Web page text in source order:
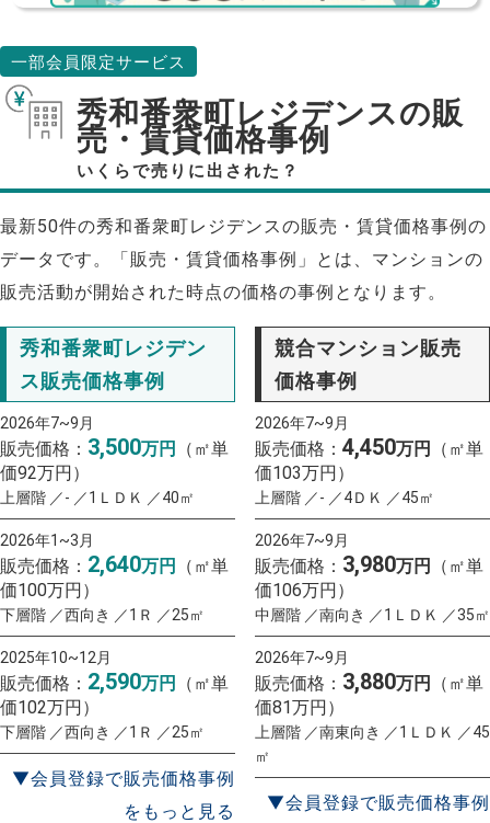
一部会員限定サービス
秀和番衆町レジデンスの販
売・賃貸価格事例
いくらで売りに出された？
最新50件の秀和番衆町レジデンスの販売・賃貸価格事例の
データです。「販売・賃貸価格事例」とは、マンションの
販売活動が開始された時点の価格の事例となります。
秀和番衆町レジデン
ス販売価格事例
2026年7~9月
販売価格： 3,500万円
（㎡単
価92万円）
上層階 ／- ／1ＬＤＫ ／40㎡
2026年1~3月
販売価格： 2,640万円
（㎡単
価100万円）
下層階 ／西向き ／1Ｒ ／25㎡
2025年10~12月
販売価格： 2,590万円
（㎡単
価102万円）
下層階 ／西向き ／1Ｒ ／25㎡
▼会員登録で販売価格事例
をもっと見る
競合マンション販売
価格事例
2026年7~9月
販売価格： 4,450万円
（㎡単
価103万円）
上層階 ／- ／4ＤＫ ／45㎡
2026年7~9月
販売価格： 3,980万円
（㎡単
価106万円）
中層階 ／南向き ／1ＬＤＫ ／35㎡
2026年7~9月
販売価格： 3,880万円
（㎡単
価81万円）
上層階 ／南東向き ／1ＬＤＫ ／45
㎡
▼会員登録で販売価格事例